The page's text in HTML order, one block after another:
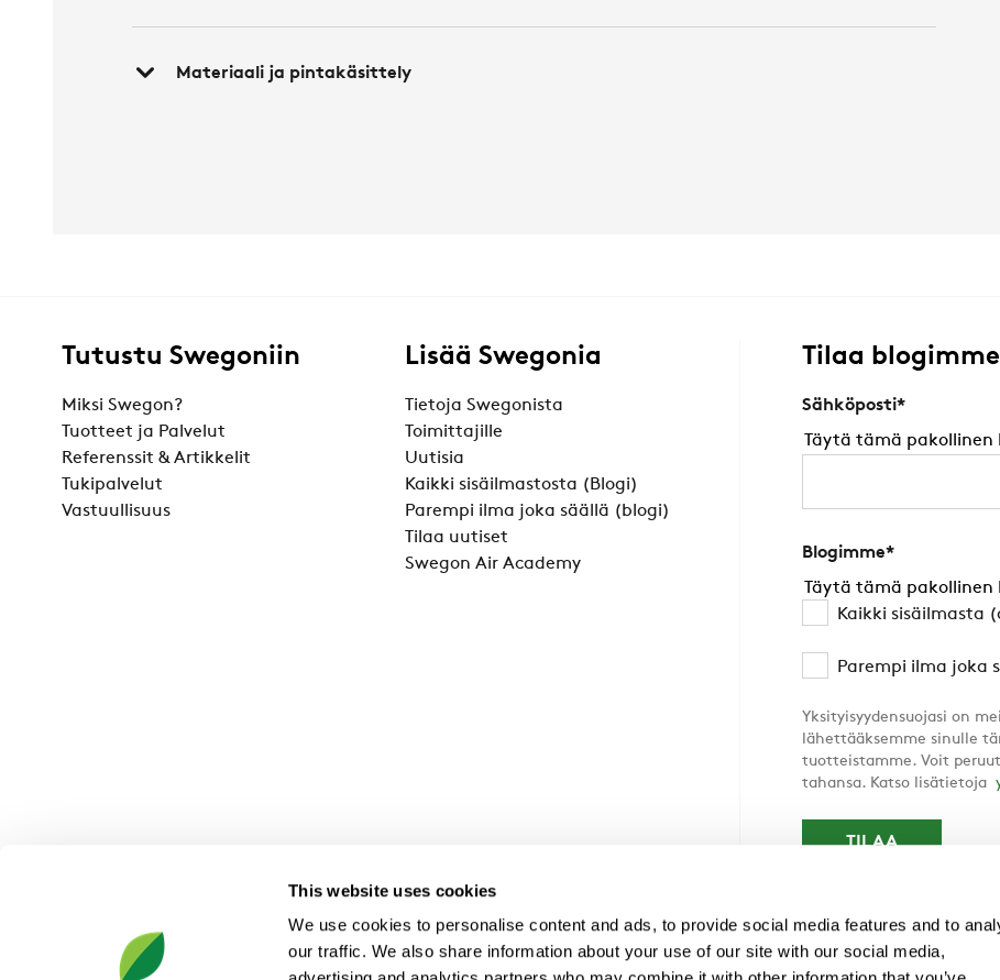
This website uses cookies
We use cookies to personalise content and ads, to provide social media features and to
our traffic. We also share information about your use of our site with our social media,
Materiaali ja pintakäsittely
Tutustu Swegoniin
Miksi Swegon?
Tuotteet ja Palvelut
Referenssit & Artikkelit
Tukipalvelut
Vastuullisuus
Lisää Swegonia
Tietoja Swegonista
Toimittajille
Uutisia
Kaikki sisäilmastosta (Blogi)
Parempi ilma joka säällä (blogi)
Tilaa uutiset
Swegon Air Academy
Tilaa blogimme
Sähköposti*
Täytä tämä
Blogimme*
Täytä tämä
Kaikki sisäilmasta
Parempi ilma
Yksityisyydensuojasi on
lähettääksemme sinulle
tuotteistamme. Voit
tahansa. Katso lisätietoja